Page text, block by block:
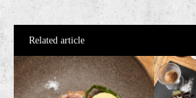
Related article